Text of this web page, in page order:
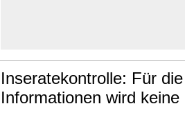
Inseratekontrolle: Für
Informationen wird